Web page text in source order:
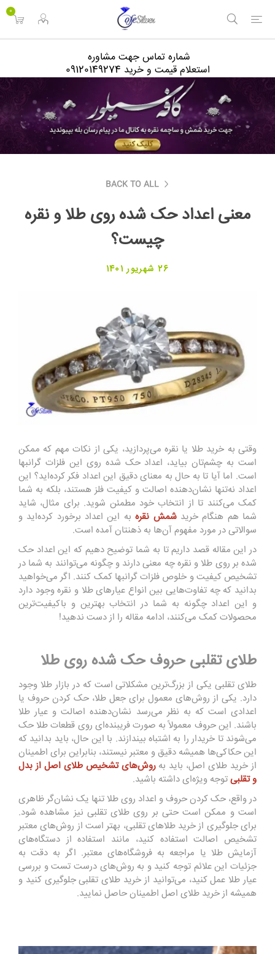
0
شماره تماس جهت مشاوره
استعلام قیمت و خرید 09120149274
BACK TO ALL
معنی اعداد حک شده روی طلا و نقره
چیست؟
26 شهریور 1401
وقتی به خرید طلا یا نقره می‌پردازید، یکی از نکات مهم که ممکن
است به چشم‌تان بیاید، اعداد حک شده روی این فلزات گرانبها
است. اما آیا تا به حال به معنای دقیق این اعداد فکر کرده‌اید؟ این
اعداد نه‌تنها نشان‌دهنده اصالت و کیفیت فلز هستند، بلکه به شما
کمک می‌کنند تا از انتخاب خود مطمئن شوید. برای مثال، شاید
شما هم هنگام خریدشمش نقرهبه این اعداد برخورد کرده‌اید و
سوالاتی در مورد مفهوم آن‌ها به ذهنتان آمده است.
در این مقاله قصد داریم تا به شما توضیح دهیم که این اعداد حک
شده بر روی طلا و نقره چه معنی دارند و چگونه می‌توانند به شما در
تشخیص کیفیت و خلوص فلزات گرانبها کمک کنند. اگر می‌خواهید
بدانید که چه تفاوت‌هایی بین انواع عیارهای طلا و نقره وجود دارد
و این اعداد چگونه به شما در انتخاب بهترین و باکیفیت‌ترین
محصولات کمک می‌کنند، ادامه مقاله را از دست ندهید!
طلای تقلبی حروف حک شده روی طلا
طلای تقلبی یکی از بزرگ‌ترین مشکلاتی است که در بازار طلا وجود
دارد. یکی از روش‌های معمول برای جعل طلا، حک کردن حروف یا
اعدادی است که به نظر می‌رسد نشان‌دهنده اصالت و عیار طلا
باشند. این حروف معمولاً به صورت فریبنده‌ای روی قطعات طلا حک
می‌شوند تا خریدار را به اشتباه بیندازند. با این حال، باید بدانید که
این حکاکی‌ها همیشه دقیق و معتبر نیستند، بنابراین برای اطمینان
از خرید طلای اصل، باید بهروش‌های تشخیص طلای اصل از بدل
و تقلبیتوجه ویژه‌ای داشته باشید.
در واقع، حک کردن حروف و اعداد روی طلا تنها یک نشان‌گر ظاهری
است و ممکن است حتی بر روی طلای تقلبی نیز مشاهده شود.
برای جلوگیری از خرید طلاهای تقلبی، بهتر است از روش‌های معتبر
تشخیص اصالت استفاده کنید، مانند استفاده از دستگاه‌های
آزمایش طلا یا مراجعه به فروشگاه‌های معتبر. اگر به دقت به
جزئیات این علائم توجه کنید و به روش‌های درست تست و بررسی
عیار طلا عمل کنید، می‌توانید از خرید طلای تقلبی جلوگیری کنید و
همیشه از خرید طلای اصل اطمینان حاصل نمایید.